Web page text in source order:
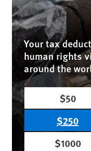
Your tax
human rights
around the
$50
$250
$1000